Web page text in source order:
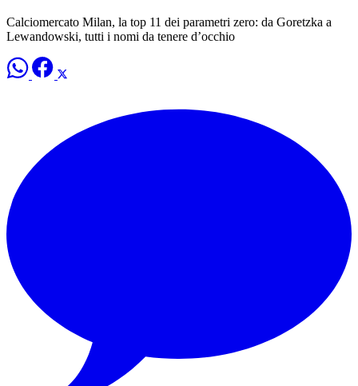
Calciomercato Milan, la top 11 dei parametri zero: da Goretzka a
Lewandowski, tutti i nomi da tenere d’occhio